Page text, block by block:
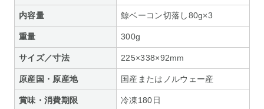
内容量 鯨ベーコン切落し80g×3
重量 300g
サイズ／寸法 225×338×92mm
原産国・原産地 国産またはノルウェー産
賞味・消費期限 冷凍180日